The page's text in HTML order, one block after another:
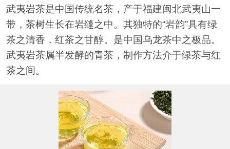
武夷岩茶是中国传统名茶，产于福建闽北武夷山一
带，茶树生长在岩缝之中。其独特的“岩韵”具有绿
茶之清香，红茶之甘醇。是中国乌龙茶中之极品。
武夷岩茶属半发酵的青茶，制作方法介于绿茶与红
茶之间。